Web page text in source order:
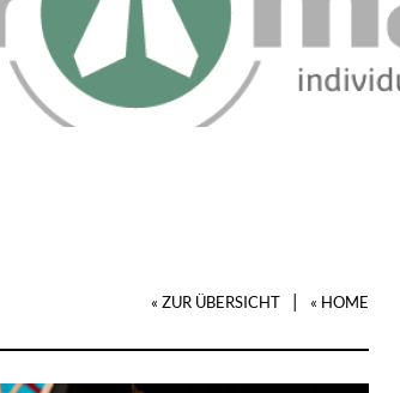
« ZUR ÜBERSICHT | « HOME